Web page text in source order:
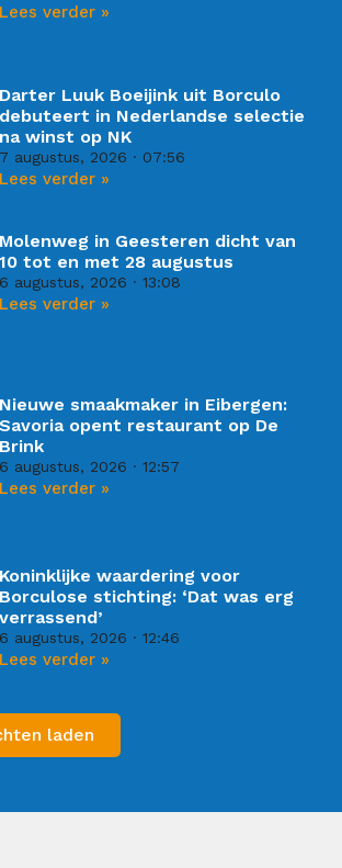
Lees verder »
Darter Luuk Boeijink uit Borculo
debuteert in Nederlandse selectie
na winst op NK
7 augustus, 2026 07:56
Lees verder »
Molenweg in Geesteren dicht van
10 tot en met 28 augustus
6 augustus, 2026 13:08
Lees verder »
Nieuwe smaakmaker in Eibergen:
Savoria opent restaurant op De
Brink
6 augustus, 2026 12:57
Lees verder »
Koninklijke waardering voor
Borculose stichting: ‘Dat was erg
verrassend’
6 augustus, 2026 12:46
Lees verder »
laden